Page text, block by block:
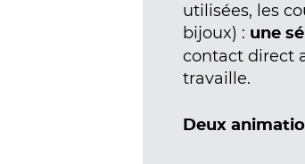
utilisées, les
bijoux) : une
contact direct
travaille.
Deux